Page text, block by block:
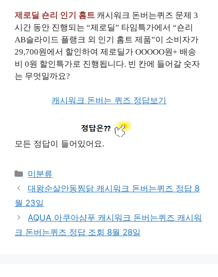
제로딜 숀리 인기 홈트 캐시워크 돈버는퀴즈 문제 3
시간 동안 진행되는 “제로딜” 타임특가에서 “숀리
AB슬라이드 플랭크 외 인기 홈트 제품”이 소비자가
29,700원에서 할인하여 제로딜가 OOOOO원+ 배송
비 0원 할인특가로 진행됩니다. 빈 칸에 들어갈 숫자
는 무엇일까요?
캐시워크 돈버는 퀴즈 정답보기
모든 정답이 들어있어요.
Categories
미분류
대왕순살안동찜닭 캐시워크 돈버는퀴즈 정답 8
월 23일
AQUA 아쿠아샴푸 캐시워크 돈버는퀴즈 캐시워
크 돈버는퀴즈 정답 조회 8월 28일